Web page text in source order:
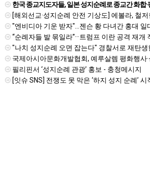
한국 종교지도자들, 일본 성지순례로 종교간 화합·평
[해외선교·성지순례 안전 기상도] 에볼라, 철저한 예방·검역
"엔비디아 기운 받자"…젠슨 황 다녀간 홍대 일대 '성지순
“순례자들 발 묶일라”···트럼프 이란 공격 재개 직전 보류 배경엔 이슬람 성지
"나치 성지순례 오면 잡는다" 경찰서로 재탄생한 히틀러
국제아시아문화개발협회, 예루살렘 평화행사·성지
필리핀서 ‘성지순례 관광’ 홍보 - 충청메시지
[잇슈 SNS] 전쟁도 못 막은 ‘하지 성지 순례’ 시작…사우디 최고 경